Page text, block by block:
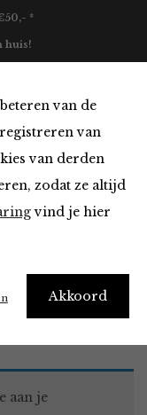
van de
van
van derden
zodat ze altijd
vind je hier
Akkoord
*
huis!
en Blouses
aan je